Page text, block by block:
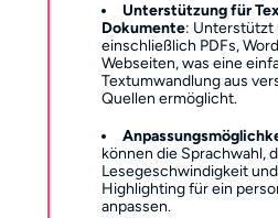
Unterstützung für
Dokumente: Unterstützt
einschließlich PDFs,
Webseiten, was eine
Textumwandlung aus
Quellen ermöglicht.
können die Sprachwahl,
Lesegeschwindigkeit
Highlighting für ein
anpassen.